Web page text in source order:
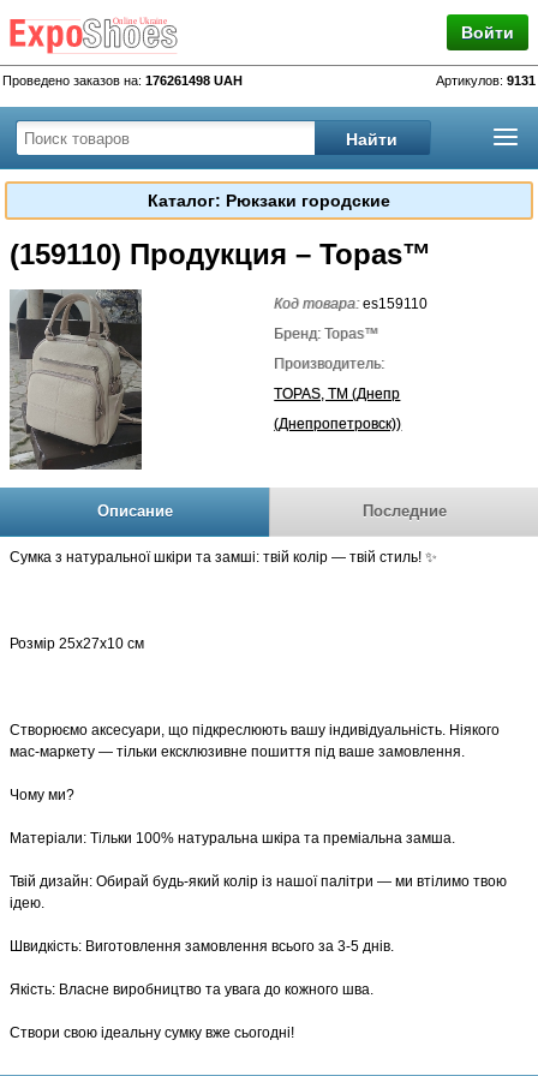
Войти
Проведено заказов на: 176261498 UAH Артикулов: 9131
Каталог: Рюкзаки городские
(159110) Продукция – Topas™
Код товара:es159110
Бренд: Topas™
Производитель:
TOPAS, TM (Днепр
(Днепропетровск))
Описание Последние
​Сумка з натуральної шкіри та замші: твій колір — твій стиль! ✨
Розмір 25х27х10 см
​Створюємо аксесуари, що підкреслюють вашу індивідуальність. Ніякого
мас-маркету — тільки ексклюзивне пошиття під ваше замовлення.
​Чому ми?
​Матеріали: Тільки 100% натуральна шкіра та преміальна замша.
​Твій дизайн: Обирай будь-який колір із нашої палітри — ми втілимо твою
ідею.
​Швидкість: Виготовлення замовлення всього за 3-5 днів.
​Якість: Власне виробництво та увага до кожного шва.
​Створи свою ідеальну сумку вже сьогодні!